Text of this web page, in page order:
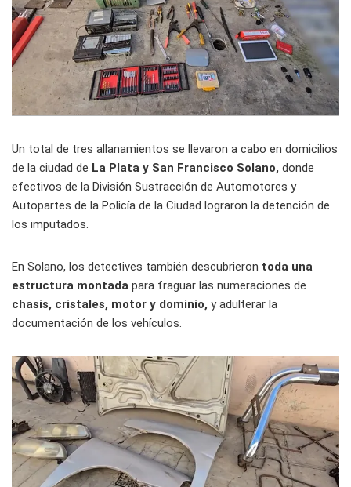
Un total de tres allanamientos se llevaron a cabo en domicilios
de la ciudad de La Plata y San Francisco Solano, donde
efectivos de la División Sustracción de Automotores y
Autopartes de la Policía de la Ciudad lograron la detención de
los imputados.
En Solano, los detectives también descubrieron toda una
estructura montada para fraguar las numeraciones de
chasis, cristales, motor y dominio, y adulterar la
documentación de los vehículos.